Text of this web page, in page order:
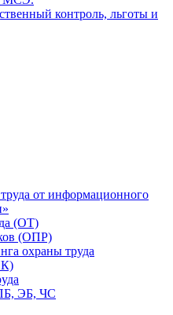
контроль, льготы и
от информационного
(ОТ)
(ОПР)
охраны труда
ЭБ, ЧС